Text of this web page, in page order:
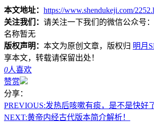
本文地址： https://www.shendukeji.com/
关注我们： 请关注一下我们的微信公众号：
名称暂无
版权声明： 本文为原创文章，版权归 明月
享本文，转载请保留出处！
0人喜欢
赞赏
分享：
PREVIOUS:发热后咳嗽有痰，是不是快好
NEXT:黄帝内经古代版本简介解析！